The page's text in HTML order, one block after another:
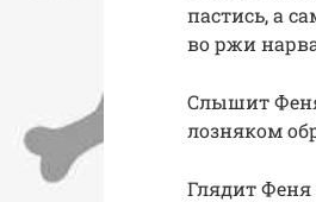
пастись, а
во ржи
Слышит
лозняком
Глядит Феня